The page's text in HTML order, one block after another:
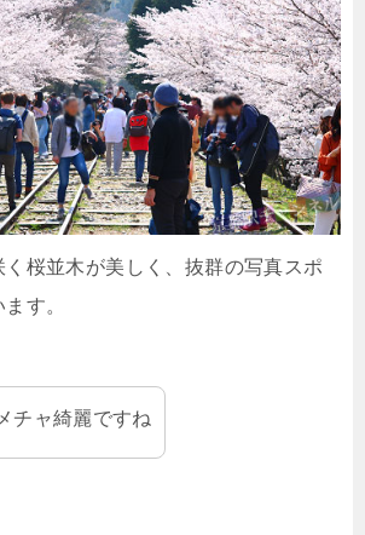
桜並木が美しく、抜群の写真スポ
す。
チャ綺麗ですね